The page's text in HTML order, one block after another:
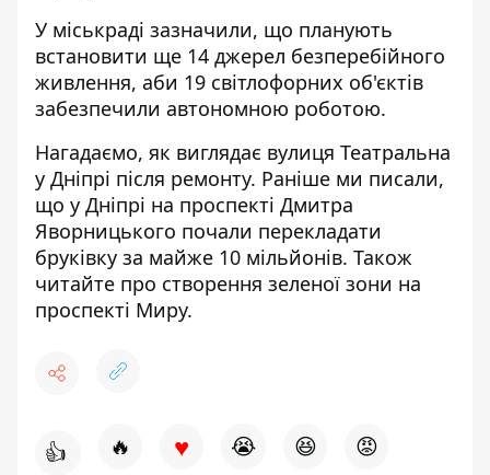
У міськраді зазначили, що планують
встановити ще 14 джерел безперебійного
живлення, аби 19 світлофорних об'єктів
забезпечили автономною роботою.
Нагадаємо, як виглядає вулиця Театральна
у Дніпрі після ремонту. Раніше ми писали,
що у Дніпрі на проспекті Дмитра
Яворницького почали перекладати
бруківку за майже 10 мільйонів. Також
читайте про створення зеленої зони на
проспекті Миру.
👍 🔥 ♥ 😭 😆 😡